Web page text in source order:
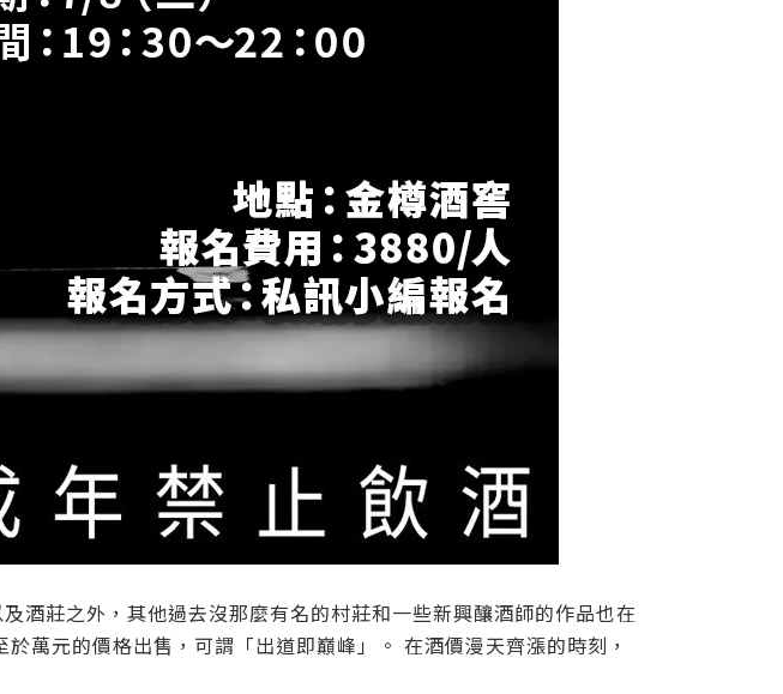
酒莊之外，其他過去沒那麼有名的村莊和一些新興釀酒師的作品也在
萬元的價格出售，可謂「出道即巔峰」。 在酒價漫天齊漲的時刻，